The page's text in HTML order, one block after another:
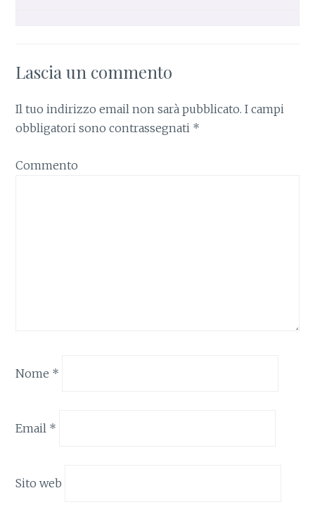
Lascia un commento
Il tuo indirizzo email non sarà pubblicato. I campi
obbligatori sono contrassegnati *
Commento
Nome *
Email *
Sito web